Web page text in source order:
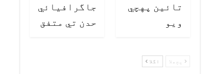
تائين پهچي
ويو
جاگرافيائي
حدن تي متفق
پچھلا اگلا